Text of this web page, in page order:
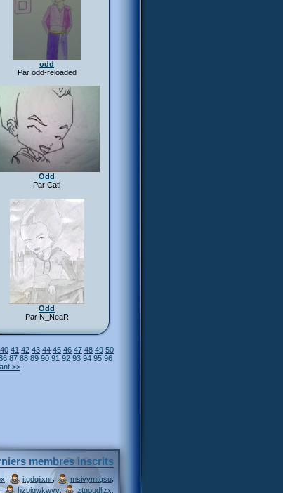
odd
Par odd-reloaded
Odd
Par Cati
Odd
Par N_NeaR
40 41 42 43 44 45 46 47 48 49 50
87 88 89 90 91 92 93 94 95 96
>>
membres inscrits
itgdqiixnr, msivymtqsu
, hzpjqwkwvv ztgoudljzx